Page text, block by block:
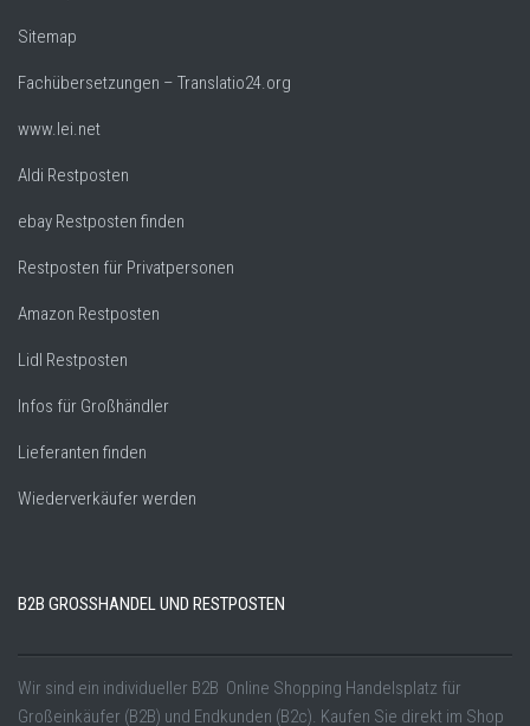
Sitemap
Fachübersetzungen – Translatio24.org
www.lei.net
Aldi Restposten
ebay Restposten finden
Restposten für Privatpersonen
Amazon Restposten
Lidl Restposten
Infos für Großhändler
Lieferanten finden
Wiederverkäufer werden
B2B GROSSHANDEL UND RESTPOSTEN
Wir sind ein individueller B2B Online Shopping Handelsplatz für
Großeinkäufer (B2B) und Endkunden (B2c). Kaufen Sie direkt im Shop